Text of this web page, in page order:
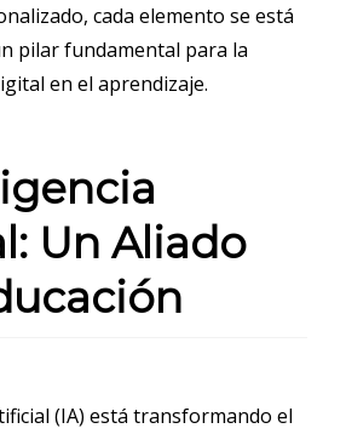
cada elemento se está
pilar fundamental para la
en el aprendizaje.
Un Aliado
(IA) está transformando el